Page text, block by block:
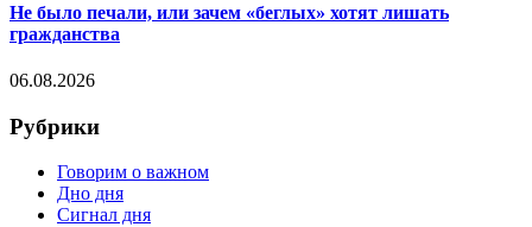
Не было печали, или зачем «беглых» хотят лишать
гражданства
06.08.2026
Рубрики
Говорим о важном
Дно дня
Сигнал дня